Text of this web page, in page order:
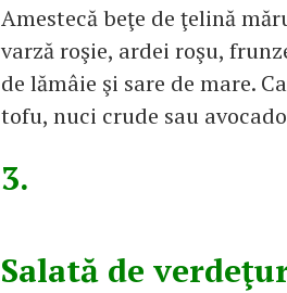
Amestecă beţe de ţelină
varză roşie, ardei roşu,
de lămâie şi sare de mare.
tofu, nuci crude sau
3.
Salată de